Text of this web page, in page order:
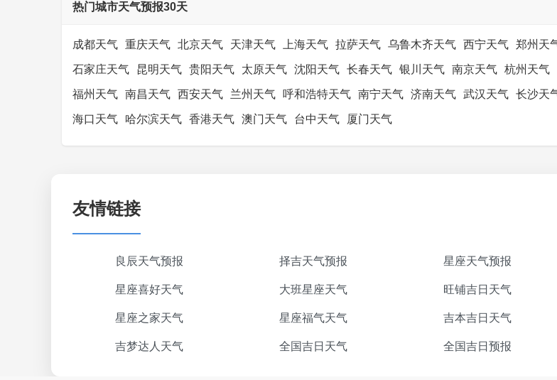
热门城市天气预报30天
成都天气 重庆天气 北京天气 天津天气 上海天气 拉萨天气 乌鲁木齐天气 西宁天气 郑州天
石家庄天气 昆明天气 贵阳天气 太原天气 沈阳天气 长春天气 银川天气 南京天气 杭州天气
福州天气 南昌天气 西安天气 兰州天气 呼和浩特天气 南宁天气 济南天气 武汉天气 长沙天
海口天气 哈尔滨天气 香港天气 澳门天气 台中天气 厦门天气
友情链接
良辰天气预报 择吉天气预报 星座天气预报
星座喜好天气 大班星座天气 旺铺吉日天气
星座之家天气 星座福气天气 吉本吉日天气
吉梦达人天气 全国吉日天气 全国吉日预报